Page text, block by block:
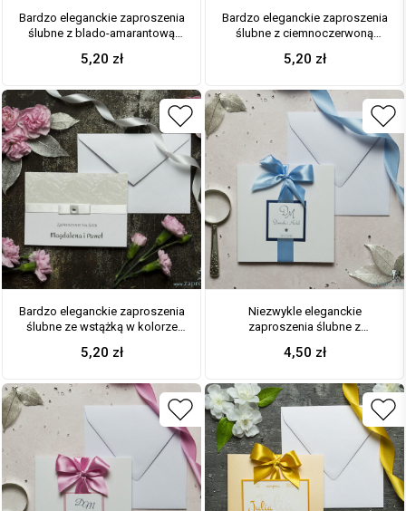
Bardzo eleganckie zaproszenia
ślubne z blado-amarantową
ozdobnym z motywem słojów
wnętrzem. ZAP-64-71
5,20 zł
Bardzo eleganckie zaproszenia
ślubne z ciemnoczerwoną
bordowym ze złotym motywem
wnętrzem. ZAP-64-52
5,20 zł
Bardzo eleganckie zaproszenia
ślubne ze wstążką w kolorze
motywem mrozu skuwającego
wnętrzem. ZAP-64-36
5,20 zł
Niezwykle eleganckie
zaproszenia ślubne z
tekstowym, cyrkonią,
wklejanym wnętrzem. ZAP-63-86
4,50 zł